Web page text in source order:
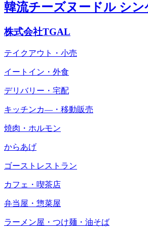
韓流チーズヌードル シン
株式会社TGAL
テイクアウト・小売
イートイン・外食
デリバリー・宅配
キッチンカ―・移動販売
焼肉・ホルモン
からあげ
ゴーストレストラン
カフェ・喫茶店
弁当屋・惣菜屋
ラーメン屋・つけ麺・油そば